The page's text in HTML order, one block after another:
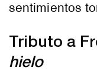
sentimientos
Tributo a
hielo